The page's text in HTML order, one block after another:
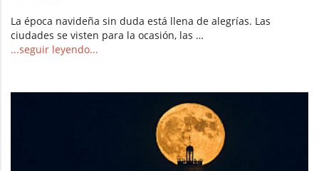
La época navideña sin duda está llena de alegrías. Las
ciudades se visten para la ocasión, las …
...seguir leyendo...